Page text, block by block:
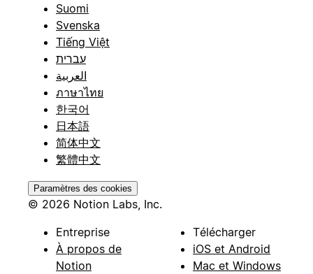
Suomi
Svenska
Tiếng Việt
עברית
العربية
ภาษาไทย
한국어
日本語
简体中文
繁體中文
Paramètres des cookies
© 2026 Notion Labs, Inc.
Entreprise
À propos de
Notion
Télécharger
iOS et Android
Mac et Windows